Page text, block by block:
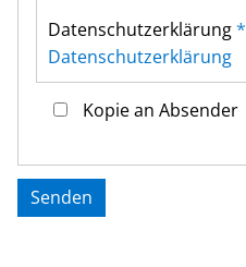
Datenschutz­erklärung*
Datenschutz­erklärung
Kopie an Absender